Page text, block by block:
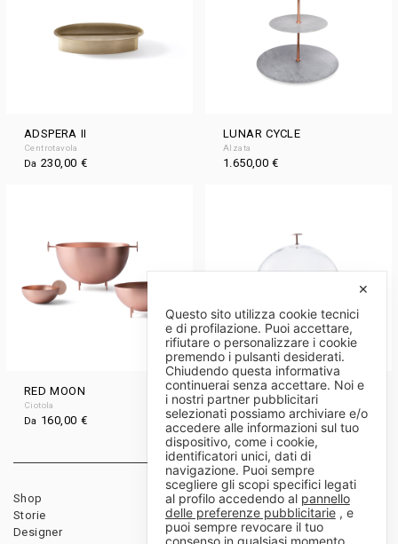
ADSPERA II
Centrotavola
Da230,00 €
LUNAR CYCLE
Alzata
1.650,00€
RED MOON
Ciotola
Da 160,00 €
NEW MOON
Campana con vassoio
Da1.200,00€
Shop
Storie
Designer
Rivenditori
Download
Diventa rivenditore
✕
Questo sito utilizza cookie tecnici
e di profilazione. Puoi accettare,
rifiutare o personalizzare i cookie
premendo i pulsanti desiderati.
Chiudendo questa informativa
continuerai senza accettare. Noi e
i nostri partner pubblicitari
selezionati possiamo archiviare e/o
accedere alle informazioni sul tuo
dispositivo, come i cookie,
identificatori unici, dati di
navigazione. Puoi sempre
scegliere gli scopi specifici legati
al profilo accedendo al pannello
delle preferenze pubblicitarie, e
puoi sempre revocare il tuo
consenso in qualsiasi momento